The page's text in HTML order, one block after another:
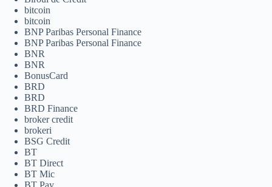
bitcoin
bitcoin
BNP Paribas Personal Finance
BNP Paribas Personal Finance
BNR
BNR
BonusCard
BRD
BRD
BRD Finance
broker credit
brokeri
BSG Credit
BT
BT Direct
BT Mic